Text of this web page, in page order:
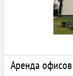
Аренда офисов